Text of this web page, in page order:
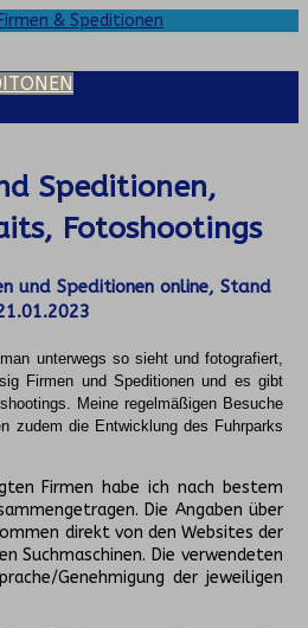
Speditionen,
Fotoshootings
und Speditionen online, Stand
unterwegs so sieht und fotografiert,
Firmen und Speditionen und es gibt
Meine regelmäßigen Besuche
zudem die Entwicklung des Fuhrparks
Firmen habe ich nach bestem
Die Angaben über
direkt von den Websites der
Suchmaschinen. Die verwendeten
Genehmigung der jeweiligen